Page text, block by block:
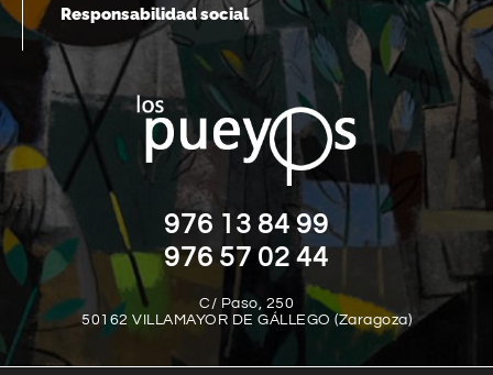
Responsabilidad social
976 13 84 99
976 57 02 44
C/ Paso, 250
50162 VILLAMAYOR DE GÁLLEGO (Zaragoza)